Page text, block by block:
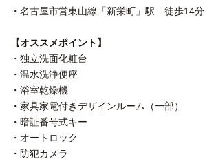
・名古屋市営東山線「新栄町」駅 徒歩14分
【オススメポイント】
・独立洗面化粧台
・温水洗浄便座
・浴室乾燥機
・家具家電付きデザインルーム（一部）
・暗証番号式キー
・オートロック
・防犯カメラ